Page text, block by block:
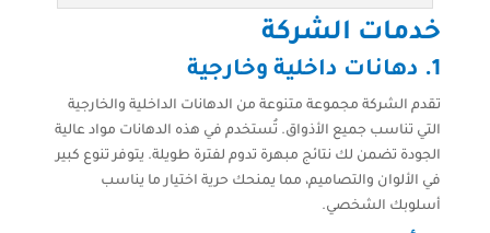
خدمات الشركة
1. دهانات داخلية وخارجية
تقدم الشركة مجموعة متنوعة من الدهانات الداخلية والخارجية
التي تناسب جميع الأذواق. تُستخدم في هذه الدهانات مواد عالية
الجودة تضمن لك نتائج مبهرة تدوم لفترة طويلة. يتوفر تنوع كبير
في الألوان والتصاميم، مما يمنحك حرية اختيار ما يناسب
أسلوبك الشخصي.